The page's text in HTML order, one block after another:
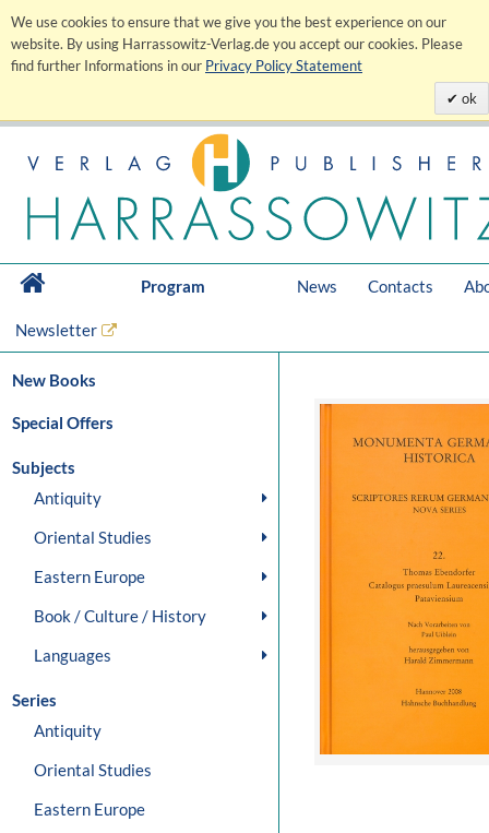
We use cookies to ensure that we give you the best experience on our
website. By using Harrassowitz-Verlag.de you accept our cookies. Please
find further Informations in our Privacy Policy Statement
ok
Program News Contacts
Newsletter
New Books
Special Offers
Subjects
Antiquity
Oriental Studies
Eastern Europe
Book / Culture / History
Languages
Series
Antiquity
Oriental Studies
Eastern Europe